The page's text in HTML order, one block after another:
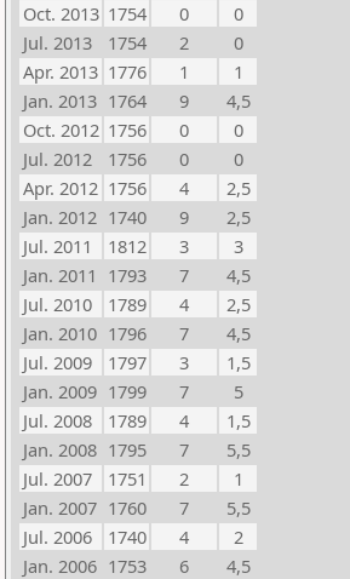
Oct. 2013 1754 0
0
Jul. 2013
1754 2
0
Apr. 2013 1776 1
1
Jan. 2013 1764 9
4,5
Oct. 2012 1756 0
0
Jul. 2012
1756 0
0
Apr. 2012 1756 4
2,5
Jan. 2012 1740 9
2,5
Jul. 2011
1812 3
3
Jan. 2011 1793 7
4,5
Jul. 2010
1789 4
2,5
Jan. 2010 1796 7
4,5
Jul. 2009
1797 3
1,5
Jan. 2009 1799 7
5
Jul. 2008
1789 4
1,5
Jan. 2008 1795 7
5,5
Jul. 2007
1751 2
1
Jan. 2007 1760 7
5,5
Jul. 2006
1740 4
2
Jan. 2006 1753 6
4,5